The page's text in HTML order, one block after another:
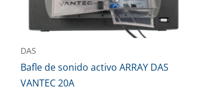
DAS
Bafle de sonido activo ARRAY DAS
VANTEC 20A